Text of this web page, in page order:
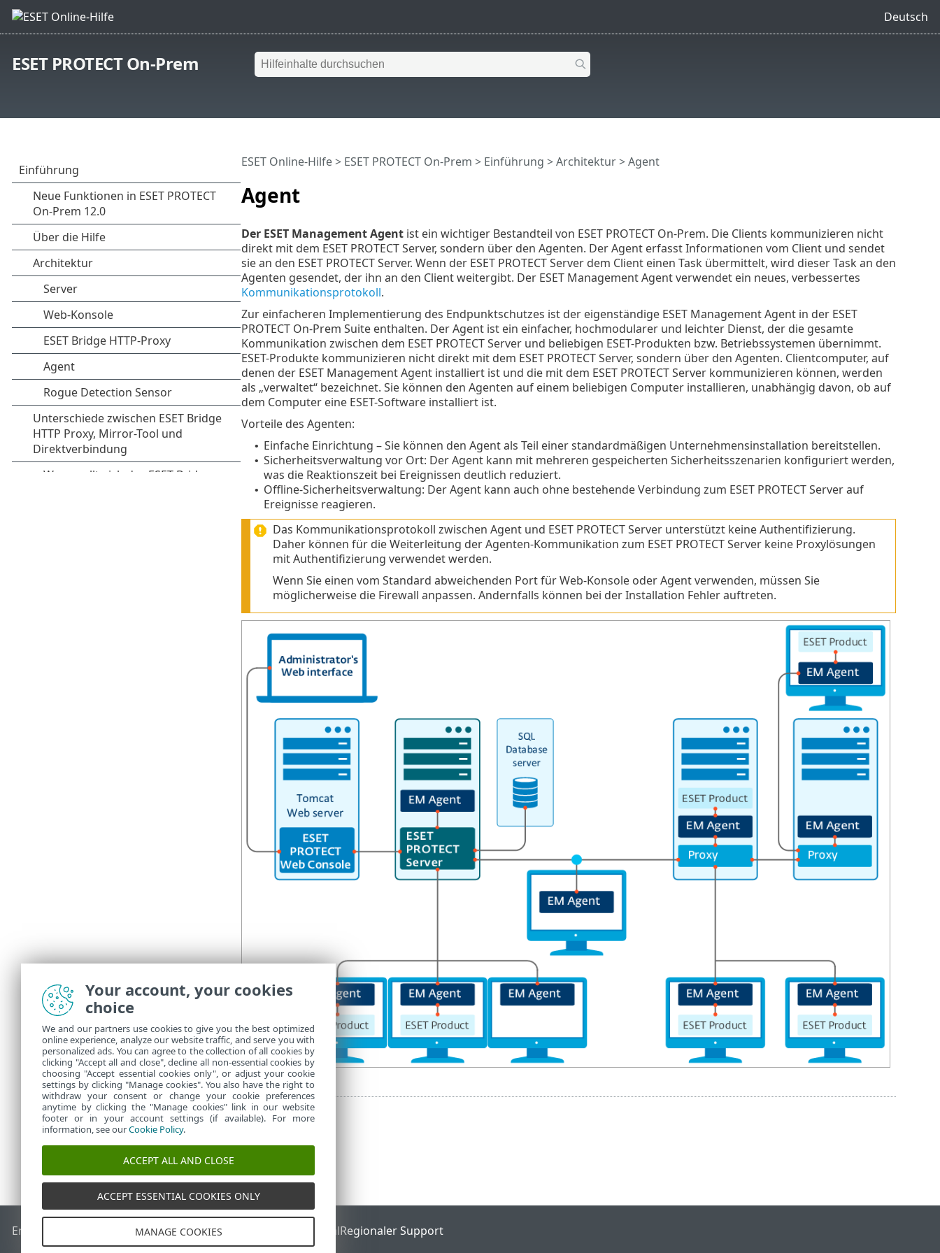
Deutsch
ESET PROTECT On-Prem
Agent
ESET Online-Hilfe> ESET PROTECT On-Prem > Einführung >Architektur> Agent
Der ESET Management Agentist ein wichtiger Bestandteil von ESET PROTECT On-Prem. Die Clients kommunizieren nicht
direkt mit dem ESET PROTECT Server, sondern über den Agenten. Der Agent erfasst Informationen vom Client und sendet
sie an den ESET PROTECT Server. Wenn der ESET PROTECT Server dem Client einen Task übermittelt, wird dieser Task an den
Agenten gesendet, der ihn an den Client weitergibt. Der ESET Management Agent verwendet ein neues, verbessertes
Kommunikationsprotokoll.
Zur einfacheren Implementierung des Endpunktschutzes ist der eigenständige ESET Management Agent in der ESET
PROTECT On-Prem Suite enthalten. Der Agent ist ein einfacher, hochmodularer und leichter Dienst, der die gesamte
Kommunikation zwischen dem ESET PROTECT Server und beliebigen ESET-Produkten bzw. Betriebssystemen übernimmt.
ESET-Produkte kommunizieren nicht direkt mit dem ESET PROTECT Server, sondern über den Agenten. Clientcomputer, auf
denen der ESET Management Agent installiert ist und die mit dem ESET PROTECT Server kommunizieren können, werden
als „verwaltet“ bezeichnet. Sie können den Agenten auf einem beliebigen Computer installieren, unabhängig davon, ob auf
dem Computer eine ESET-Software installiert ist.
Vorteile des Agenten:
• Einfache Einrichtung – Sie können den Agent als Teil einer standardmäßigen Unternehmensinstallation bereitstellen.
• Sicherheitsverwaltung vor Ort: Der Agent kann mit mehreren gespeicherten Sicherheitsszenarien konfiguriert werden,
was die Reaktionszeit bei Ereignissen deutlich reduziert.
• Offline-Sicherheitsverwaltung: Der Agent kann auch ohne bestehende Verbindung zum ESET PROTECT Server auf
Ereignisse reagieren.
Das Kommunikationsprotokoll zwischen Agent und ESET PROTECT Server unterstützt keine Authentifizierung.
Daher können für die Weiterleitung der Agenten-Kommunikation zum ESET PROTECT Server keine Proxylösungen
mit Authentifizierung verwendet werden.
Wenn Sie einen vom Standard abweichenden Port für Web-Konsole oder Agent verwenden, müssen Sie
möglicherweise die Firewall anpassen. Andernfalls können bei der Installation Fehler auftreten.
End of Life ESET KnowledgebaseESET-Forum ESET Status PortalRegionaler Support
Your account, your cookies
choice
We and our partners use cookies to give you the best optimized
online experience, analyze our website traffic, and serve you with
personalized ads. You can agree to the collection of all cookies by
clicking "Accept all and close", decline all non-essential cookies by
choosing "Accept essential cookies only", or adjust your cookie
settings by clicking "Manage cookies". You also have the right to
withdraw your consent or change your cookie preferences
anytime by clicking the "Manage cookies" link in our website
footer or in your account settings (if available). For more
information, see ourCookie Policy.
ACCEPT ALL AND CLOSE
ACCEPT ESSENTIAL COOKIES ONLY
MANAGE COOKIES